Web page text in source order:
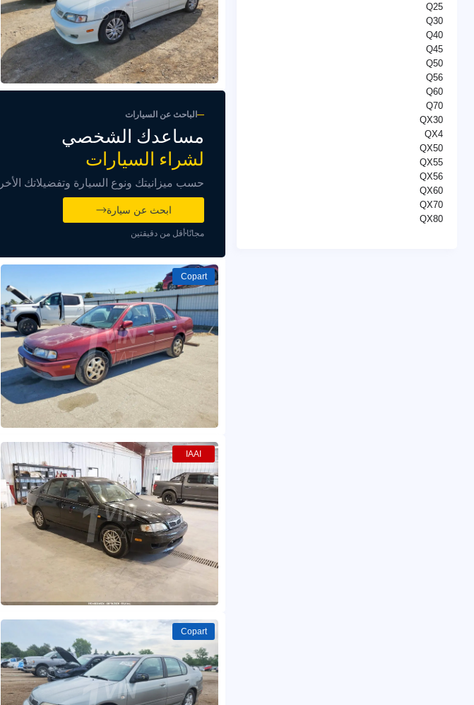
Q25
Q30
Q40
Q45
Q50
Q56
Q60
Q70
QX30
QX4
QX50
QX55
QX56
QX60
QX70
QX80
الباحث عن السيارات
مساعدك الشخصي
لشراء السيارات
حسب ميزانيتك ونوع السيارة وتفضيلاتك
ابحث عن سيارة
مجانًا أقل من دقيقتين
Copart
IAAI
Copart